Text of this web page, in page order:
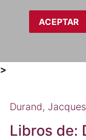
ACEPTAR
>
Durand, Jacques
Libros de: